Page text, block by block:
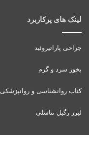
لینک های پرکاربرد
جراحی پاراتیروئید
بخور سرد و گرم
کتاب روانشناسی و روانپزشکی
لیزر زگیل تناسلی